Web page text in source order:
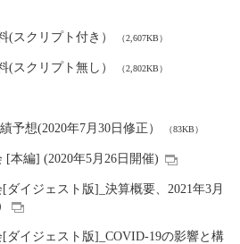
(スクリプト付き） （2,607KB）
(スクリプト無し） （2,802KB）
予想(2020年7月30日修正） （83KB）
[本編] (2020年5月26日開催)
ダイジェスト版]_決算概要、2021年3月
ダイジェスト版]_COVID-19の影響と構